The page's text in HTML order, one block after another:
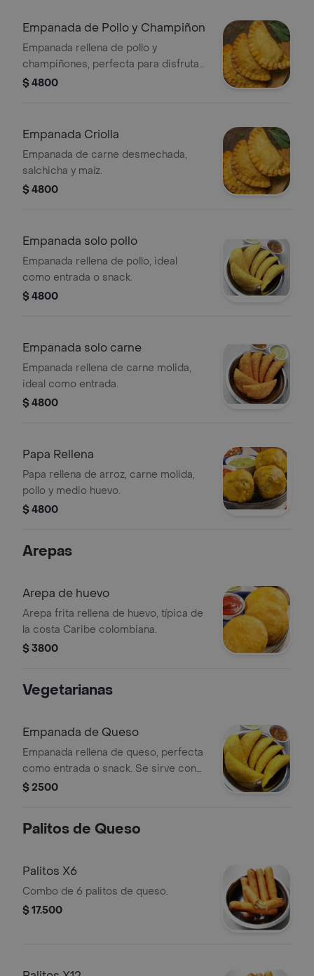
Empanada de Pollo y Champiñon
Empanada rellena de pollo y
champiñones, perfecta para disfrutar
como entrada.
$ 4800
Empanada Criolla
Empanada de carne desmechada,
salchicha y maíz.
$ 4800
Empanada solo pollo
Empanada rellena de pollo, ideal
como entrada o snack.
$ 4800
Empanada solo carne
Empanada rellena de carne molida,
ideal como entrada.
$ 4800
Papa Rellena
Papa rellena de arroz, carne molida,
pollo y medio huevo.
$ 4800
Arepas
Arepa de huevo
Arepa frita rellena de huevo, típica de
la costa Caribe colombiana.
$ 3800
Vegetarianas
Empanada de Queso
Empanada rellena de queso, perfecta
como entrada o snack. Se sirve con
salsas opcionales.
$ 2500
Palitos de Queso
Palitos X6
Combo de 6 palitos de queso.
$ 17.500